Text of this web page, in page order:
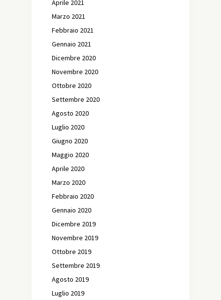
Aprile 2021
Marzo 2021
Febbraio 2021
Gennaio 2021
Dicembre 2020
Novembre 2020
Ottobre 2020
Settembre 2020
Agosto 2020
Luglio 2020
Giugno 2020
Maggio 2020
Aprile 2020
Marzo 2020
Febbraio 2020
Gennaio 2020
Dicembre 2019
Novembre 2019
Ottobre 2019
Settembre 2019
Agosto 2019
Luglio 2019